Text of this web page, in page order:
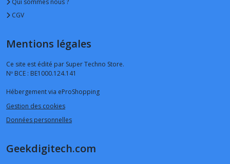
Qui sommes nous ?
CGV
Mentions légales
Ce site est édité par Super Techno Store.
Nº BCE : BE1000.124.141
Hébergement via eProShopping
Gestion des cookies
Données personnelles
Geekdigitech.com